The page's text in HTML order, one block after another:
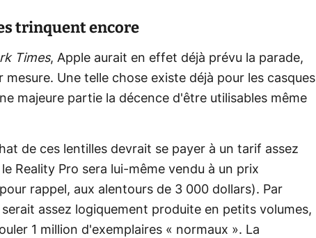
trinquent encore
Times, Apple aurait en effet déjà prévu la parade,
mesure. Une telle chose existe déjà pour les casques
majeure partie la décence d'être utilisables même
de ces lentilles devrait se payer à un tarif assez
Reality Pro sera lui-même vendu à un prix
rappel, aux alentours de 3 000 dollars). Par
assez logiquement produite en petits volumes,
1 million d'exemplaires « normaux ». La